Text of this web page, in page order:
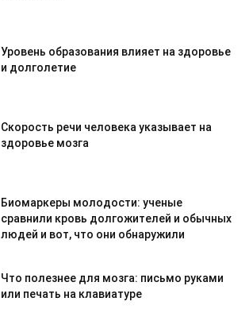
Уровень образования влияет на здоровье
и долголетие
Скорость речи человека указывает на
здоровье мозга
Биомаркеры молодости: ученые
сравнили кровь долгожителей и обычных
людей и вот, что они обнаружили
Что полезнее для мозга: письмо руками
или печать на клавиатуре